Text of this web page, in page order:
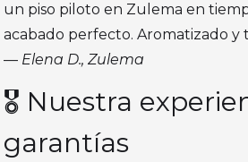
un piso piloto en Zulema en
acabado perfecto. Aromatizado y
— Elena D., Zulema
🎖️ Nuestra
garantías